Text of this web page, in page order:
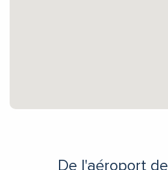
De l'aéroport de